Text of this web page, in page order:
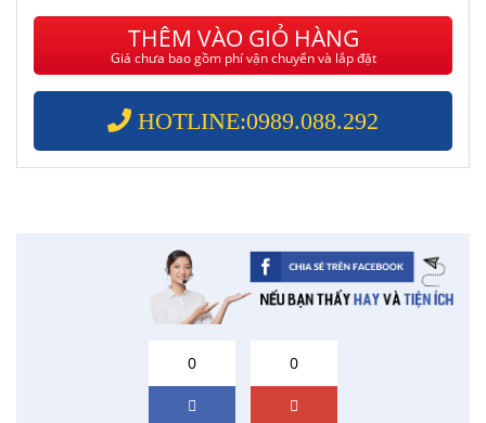
THÊM VÀO GIỎ HÀNG
Giá chưa bao gồm phí vận chuyển và lắp đặt
HOTLINE:0989.088.292
0 0